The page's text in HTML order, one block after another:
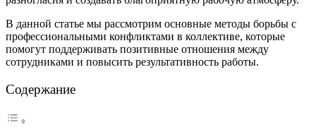
В данной статье мы рассмотрим основные методы борьбы с
профессиональными конфликтами в коллективе, которые
помогут поддерживать позитивные отношения между
сотрудниками и повысить результативность работы.
Содержание